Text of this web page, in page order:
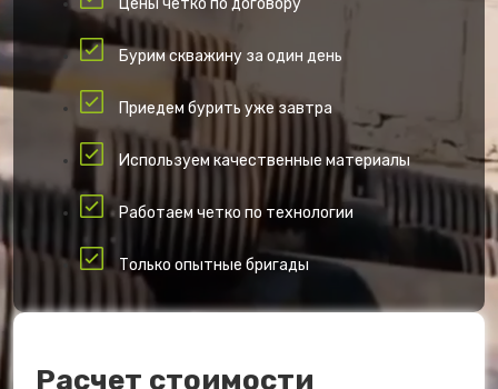
Цены четко по договору
Бурим скважину за один день
Приедем бурить уже завтра
Используем качественные материалы
Работаем четко по технологии
Только опытные бригады
Расчет стоимости